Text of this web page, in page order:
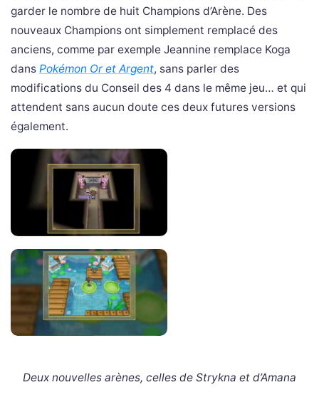
garder le nombre de huit Champions d’Arène. Des
nouveaux Champions ont simplement remplacé des
anciens, comme par exemple Jeannine remplace Koga
dans Pokémon Or et Argent, sans parler des
modifications du Conseil des 4 dans le même jeu… et qui
attendent sans aucun doute ces deux futures versions
également.
Deux nouvelles arènes, celles de Strykna et d’Amana